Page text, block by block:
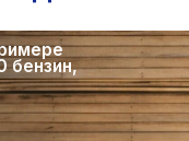
бензин,